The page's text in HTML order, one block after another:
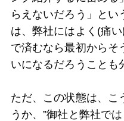
らえないだろう」とい
は、弊社にはよく(痛
で済むなら最初からそ
いになるだろうことも
ただ、この状態は、こ
うか、”御社と弊社で